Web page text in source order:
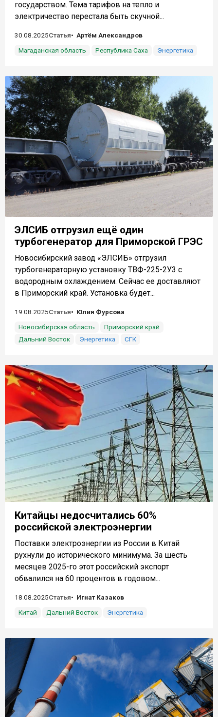
государством. Тема тарифов на тепло и
электричество перестала быть скучной...
30.08.2025Статья
Артём Александров
Магаданская область
Республика Саха Энергетика
ЭЛСИБ отгрузил ещё один
турбогенератор для Приморской ГРЭС
Новосибирский завод «ЭЛСИБ» отгрузил
турбогенераторную установку ТВФ-225-2У3 с
водородным охлаждением. Сейчас ее доставляют
в Приморский край. Установка будет...
19.08.2025Статья
Юлия Фурсова
Новосибирская область
Приморский край
Дальний Восток
Энергетика СГК
Китайцы недосчитались 60%
российской электроэнергии
Поставки электроэнергии из России в Китай
рухнули до исторического минимума. За шесть
месяцев 2025-го этот российский экспорт
обвалился на 60 процентов в годовом...
18.08.2025Статья
Игнат Казаков
Китай
Дальний Восток Энергетика